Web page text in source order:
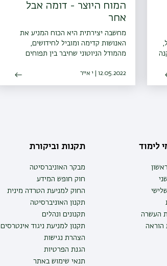
המוח היוצר - דומה אבל
אחר
מחשבה יצירתית היא הכוח המניע את
האנושות קדימה ומוביל לחידושים,
מהמודל הניוטוני שחיבר בין תפוחים
לקורונה, המבוסס על עקרונות שונים
מאלה של החיסונים הוותיקים יותר
12.05.2022 | י אייר
לימוד
העשרה
הוראה
תקנות וביקורת
מבקר האוניברסיטה
חוק חופש המידע
החוק למניעת הטרדה מינית
תקנון האוניברסיטה
תקנונים ונהלים
תקנון למניעת ניגוד אינטרסים
הצהרת נגישות
הגנת הפרטיות
תנאי שימוש באתר